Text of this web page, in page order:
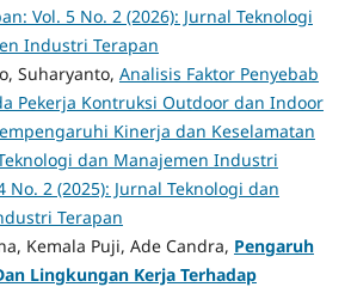
Vol. 5 No. 2 (2026): Jurnal Teknologi
Industri Terapan
Suharyanto, Analisis Faktor Penyebab
Pekerja Kontruksi Outdoor dan Indoor
Kinerja dan Keselamatan
dan Manajemen Industri
No. 2 (2025): Jurnal Teknologi dan
Terapan
Kemala Puji, Ade Candra, Pengaruh
Lingkungan Kerja Terhadap